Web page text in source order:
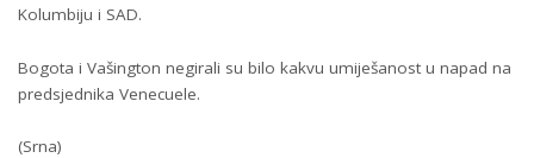
Kolumbiju i SAD.
Bogota i Vašington negirali su bilo kakvu umiješanost u napad na
predsjednika Venecuele.
(Srna)